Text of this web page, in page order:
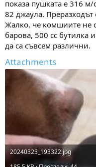
показа пушката е 316
82 джаула.
Жалко, че комшиите не
барова, 500 сс бутилка
да са съвсем различни.
Attachments
20240323_193322.jpg